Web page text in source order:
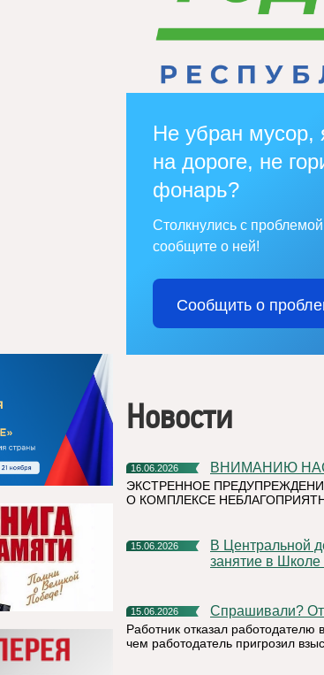
Не убран мусор,
на дороге, не
фонарь?
Столкнулись с
сообщите о ней!
Сообщить о
Новости
16.06.2026 ВНИМАНИЮ
ЭКСТРЕННОЕ
О КОМПЛЕКСЕ
15.06.2026
В Центральной детской библиотеке прошло очередное
занятие в
15.06.2026 Спрашивали?
Работник отказал работодателю
чем работодатель пригрозил